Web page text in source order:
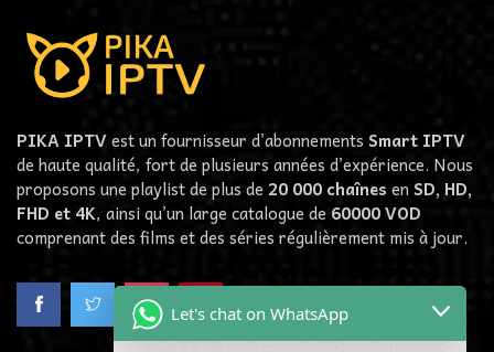
PIKA IPTVest un fournisseur d’abonnements Smart IPTV
de haute qualité, fort de plusieurs années d’expérience. Nous
proposons une playlist de plus de 20 000 chaînes en SD, HD,
FHD et 4K, ainsi qu’un large catalogue de 60000VOD
comprenant des films et des séries régulièrement mis à jour.
Let's chat on WhatsApp